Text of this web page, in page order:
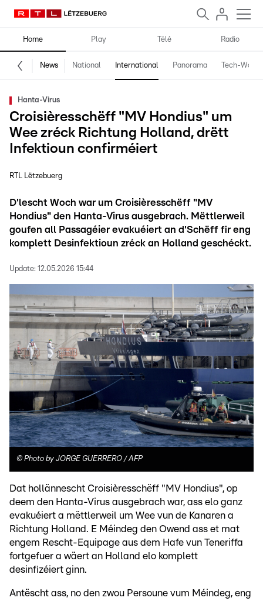
Home Play Télé Radio
News National International Panorama Tech-World
Hanta-Virus
Croisièresschëff "MV Hondius" um
Wee zréck Richtung Holland, drëtt
Infektioun confirméiert
RTL Lëtzebuerg
D'lescht Woch war um Croisièresschëff "MV
Hondius" den Hanta-Virus ausgebrach. Mëttlerweil
goufen all Passagéier evakuéiert an d'Schëff fir eng
komplett Desinfektioun zréck an Holland geschéckt.
Update: 12.05.2026 15:44
© Photo by JORGE GUERRERO / AFP
Dat hollännescht Croisièresschëff "MV Hondius", op
deem den Hanta-Virus ausgebrach war, ass elo ganz
evakuéiert a mëttlerweil um Wee vun de Kanaren a
Richtung Holland. E Méindeg den Owend ass et mat
engem Rescht-Equipage aus dem Hafe vun Teneriffa
fortgefuer a wäert an Holland elo komplett
desinfizéiert ginn.
Antëscht ass, no den zwou Persoune vum Méindeg, eng